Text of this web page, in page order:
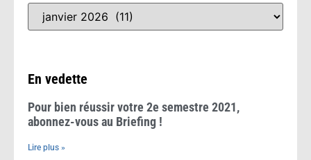
GRANDS PRIX PUB
RADIO (10)
En vedette
Pour bien réussir votre 2e semestre 2021,
abonnez-vous au Briefing !
Lire plus »